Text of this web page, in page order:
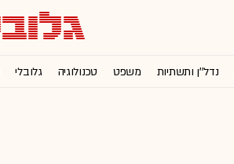
נדל''ן ותשתיות משפט טכנולוגיה גלובלי